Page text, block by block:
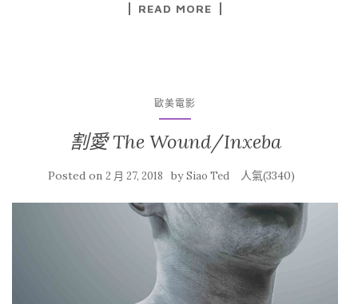
READ MORE
歐美電影
割愛 The Wound/Inxeba
Posted on 2 月 27, 2018 bySiao Ted 人氣(3340)